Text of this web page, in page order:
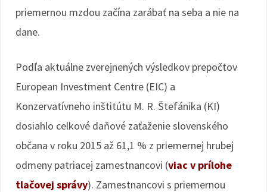
priemernou mzdou začína zarábať na seba a nie na
dane.
Podľa aktuálne zverejnených výsledkov prepočtov
European Investment Centre (EIC) a
Konzervatívneho inštitútu M. R. Štefánika (KI)
dosiahlo celkové daňové zaťaženie slovenského
občana v roku 2015 až 61,1 % z priemernej hrubej
odmeny patriacej zamestnancovi (viac v prílohe
tlačovej správy). Zamestnancovi s priemernou